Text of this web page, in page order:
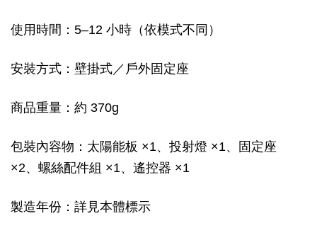
使用時間：5–12 小時（依模式不同）
安裝方式：壁掛式／戶外固定座
商品重量：約 370g
包裝內容物：太陽能板 ×1、投射燈 ×1、固定座
×2、螺絲配件組 ×1、遙控器 ×1
製造年份：詳見本體標示